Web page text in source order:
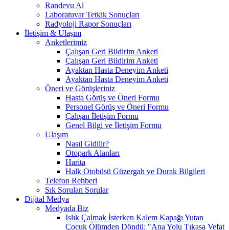
Randevu Al
Laboratuvar Tetkik Sonuçları
Radyoloji Rapor Sonuçları
İletişim & Ulaşım
Anketlerimiz
Çalışan Geri Bildirim Anketi
Çalışan Geri Bildirim Anketi
Ayaktan Hasta Deneyim Anketi
Ayaktan Hasta Deneyim Anketi
Öneri ve Görüşleriniz
Hasta Görüş ve Öneri Formu
Personel Görüş ve Öneri Formu
Çalışan İletişim Formu
Genel Bilgi ve İletişim Formu
Ulaşım
Nasıl Gidilir?
Otopark Alanları
Harita
Halk Otobüsü Güzergah ve Durak Bilgileri
Telefon Rehberi
Sık Sorulan Sorular
Dijital Medya
Medyada Biz
Islık Çalmak İsterken Kalem Kapağı Yutan
Çocuk Ölümden Döndü: "Ana Yolu Tıkasa Vefat